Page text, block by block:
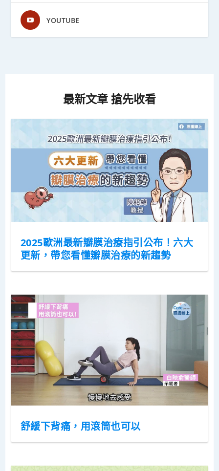
YOUTUBE
最新文章 搶先收看
2025歐洲最新瓣膜治療指引公布！六大
更新，帶您看懂瓣膜治療的新趨勢
舒緩下背痛，用滾筒也可以